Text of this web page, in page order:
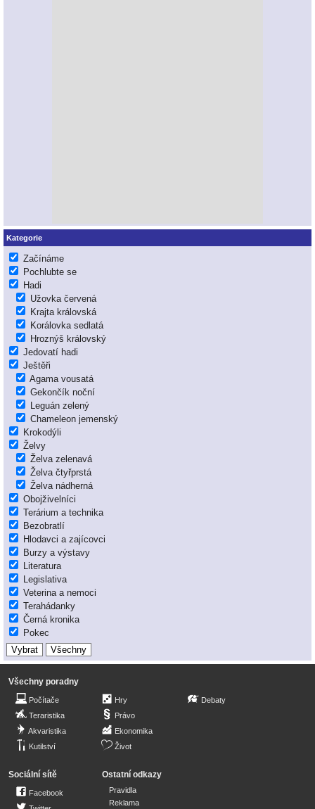
Kategorie
Začínáme
Pochlubte se
Hadi
Užovka červená
Krajta královská
Korálovka sedlatá
Hroznýš královský
Jedovatí hadi
Ještěři
Agama vousatá
Gekončík noční
Leguán zelený
Chameleon jemenský
Krokodýli
Želvy
Želva zelenavá
Želva čtyřprstá
Želva nádherná
Obojživelníci
Terárium a technika
Bezobratlí
Hlodavci a zajícovci
Burzy a výstavy
Literatura
Legislativa
Veterina a nemoci
Terahádanky
Černá kronika
Pokec
Všechny poradny
Počítače
Teraristika
Akvaristika
Kutilství
Hry
Právo
Ekonomika
Život
Debaty
Sociální sítě
Facebook
Ostatní odkazy
Pravidla
Reklama